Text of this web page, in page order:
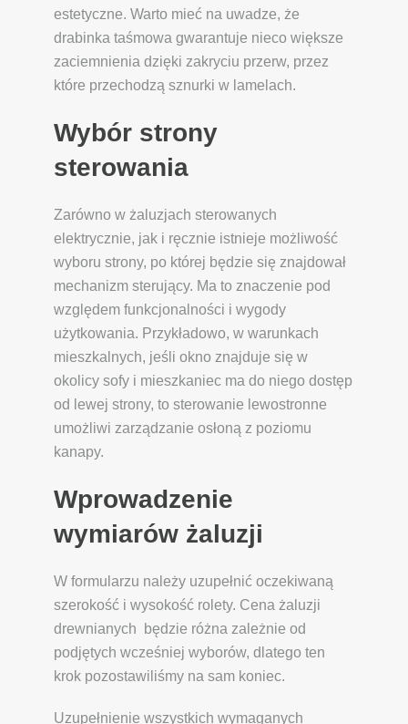
estetyczne. Warto mieć na uwadze, że
drabinka taśmowa gwarantuje nieco większe
zaciemnienia dzięki zakryciu przerw, przez
które przechodzą sznurki w lamelach.
Wybór strony
sterowania
Zarówno w żaluzjach sterowanych
elektrycznie, jak i ręcznie istnieje możliwość
wyboru strony, po której będzie się znajdował
mechanizm sterujący. Ma to znaczenie pod
względem funkcjonalności i wygody
użytkowania. Przykładowo, w warunkach
mieszkalnych, jeśli okno znajduje się w
okolicy sofy i mieszkaniec ma do niego dostęp
od lewej strony, to sterowanie lewostronne
umożliwi zarządzanie osłoną z poziomu
kanapy.
Wprowadzenie
wymiarów żaluzji
W formularzu należy uzupełnić oczekiwaną
szerokość i wysokość rolety. Cena żaluzji
drewnianych będzie różna zależnie od
podjętych wcześniej wyborów, dlatego ten
krok pozostawiliśmy na sam koniec.
Uzupełnienie wszystkich wymaganych